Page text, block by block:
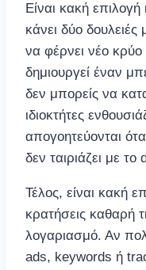
Είναι κακή
κάνει δύο
να φέρνει νέο
δημιουργεί έναν
δεν μπορείς να
ιδιοκτήτες
απογοητεύονται
δεν ταιριάζει με το
Τέλος, είναι κακή
κρατήσεις καθαρή
λογαριασμό. Αν
ads, keywords ή